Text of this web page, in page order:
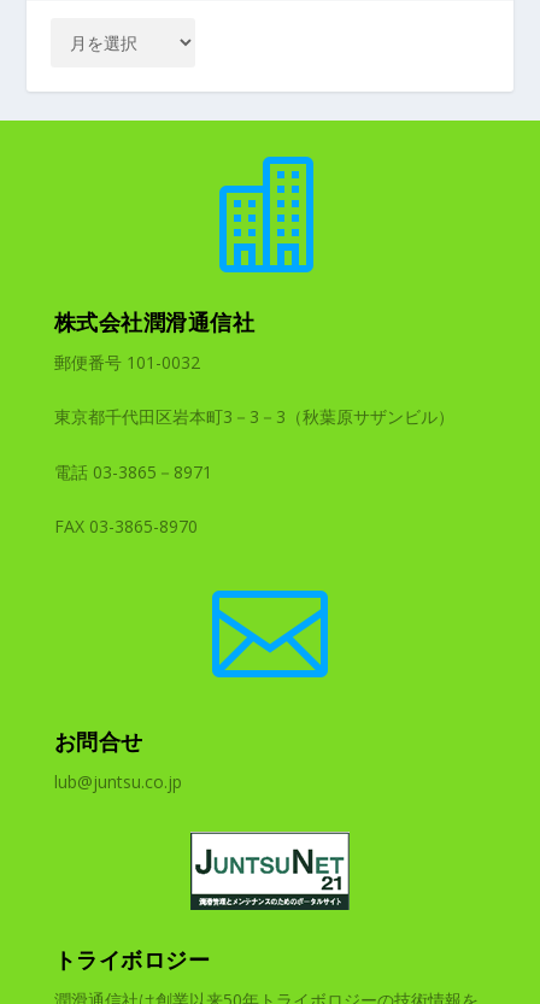

株式会社潤滑通信社
郵便番号 101-0032
東京都千代田区岩本町3－3－3（秋葉原サザンビル）
電話 03-3865－8971
FAX 03-3865-8970

お問合せ
lub@juntsu.co.jp
トライボロジー